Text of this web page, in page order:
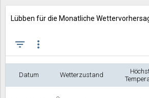
Lübben für die Monatliche
filter_list more_vert
Datum Wetterzustand